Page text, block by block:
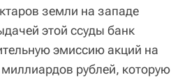
земли на западе
этой ссуды банк
эмиссию акций на
рублей, которую